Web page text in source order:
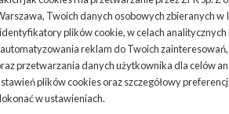
dostępnymi 24/365 oferujemy
wraz z emocjami i przyjemność
całym świecie gier.
rezerwacji w recepcji hotelu.
Twoich danych osobowych zbieranych w
plików cookie, w celach
reklam do Twoich
przetwarzania danych użytkownika dla celów
plików cookies oraz szczegółowy
w ustawieniach.